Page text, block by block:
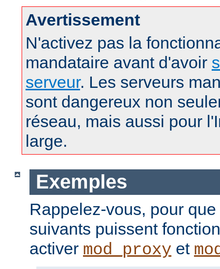
Avertissement
N'activez pas la
mandataire avant d'avoir
serveur. Les serveurs
sont dangereux non
réseau, mais aussi pour
large.
Exemples
Rappelez-vous, pour
suivants puissent
activer mod_proxy et